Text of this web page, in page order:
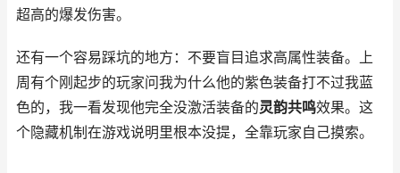
超高的爆发伤害。
还有一个容易踩坑的地方：不要盲目追求高属性装备。上
周有个刚起步的玩家问我为什么他的紫色装备打不过我蓝
色的，我一看发现他完全没激活装备的灵韵共鸣效果。这
个隐藏机制在游戏说明里根本没提，全靠玩家自己摸索。